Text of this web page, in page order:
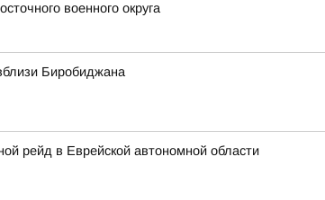
военного округа
Биробиджана
рейд в Еврейской автономной области